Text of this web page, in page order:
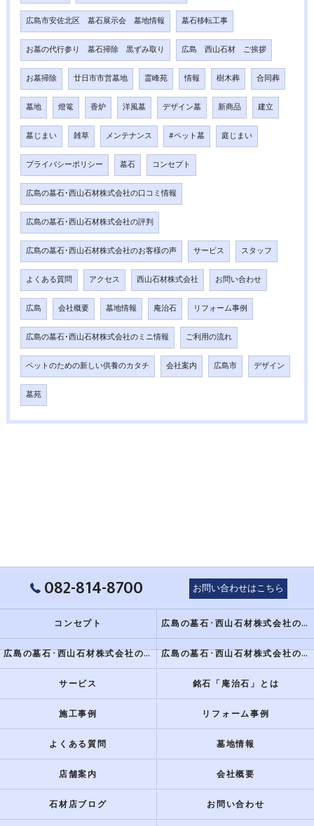
広島市安佐北区 墓石展示会 墓地情報 墓石移転工事
お墓の代行参り 墓石掃除 黒ずみ取り 広島 西山石材 ご挨拶
お墓掃除 廿日市市営墓地 霊峰苑 情報 樹木葬 合同葬
墓地 燈篭 香炉 洋風墓 デザイン墓 新商品 建立
墓じまい 雑草 メンテナンス #ペット墓 庭じまい
プライバシーポリシー 墓石 コンセプト
広島の墓石･西山石材株式会社の口コミ情報
広島の墓石･西山石材株式会社の評判
広島の墓石･西山石材株式会社のお客様の声 サービス スタッフ
よくある質問 アクセス 西山石材株式会社 お問い合わせ
広島 会社概要 墓地情報 庵治石 リフォーム事例
広島の墓石･西山石材株式会社のミニ情報 ご利用の流れ
ペットのための新しい供養のカタチ 会社案内 広島市 デザイン
墓苑
082-814-8700 お問い合わせはこちら
コンセプト 広島の墓石･西山石材株式会社のミニ情報
広島の墓石･西山石材株式会社の評判 広島の墓石･西山石材株式会社のお客様の声
サービス 銘石「庵治石」とは
施工事例 リフォーム事例
よくある質問 墓地情報
店舗案内 会社概要
石材店ブログ お問い合わせ